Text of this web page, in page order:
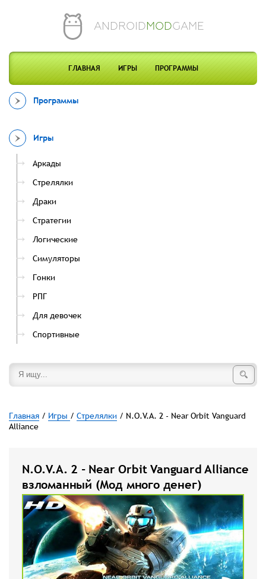
ANDROIDMODGAME
ГЛАВНАЯ ИГРЫ ПРОГРАММЫ
Программы
Игры
Аркады
Стрелялки
Драки
Стратегии
Логические
Симуляторы
Гонки
РПГ
Для девочек
Спортивные
Главная / Игры / Стрелялки / N.O.V.A. 2 - Near Orbit Vanguard
Alliance
N.O.V.A. 2 - Near Orbit Vanguard Alliance
взломанный (Мод много денег)